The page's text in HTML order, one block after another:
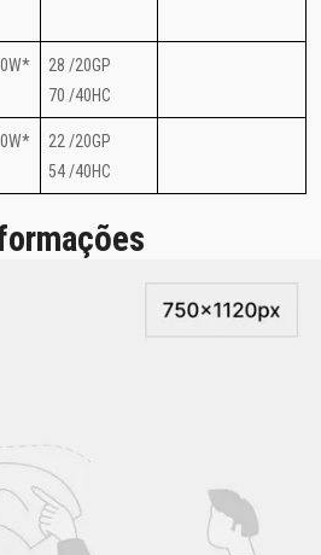
28 /20GP
70 /40HC
22 /20GP
54 /40HC